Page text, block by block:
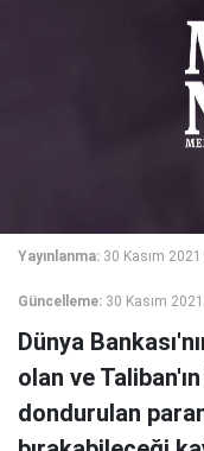
Yayınlanma: 30 Kasım 2021
Güncelleme: 30 Kasım
Dünya
olan ve
dondurulan